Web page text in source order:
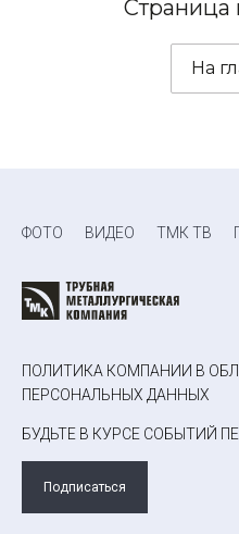
Страница
На
ФОТО ВИДЕО ТМК ТВ
ПОЛИТИКА КОМПАНИИ В
ПЕРСОНАЛЬНЫХ ДАННЫХ
БУДЬТЕ В КУРСЕ СОБЫТИЙ
Подписаться